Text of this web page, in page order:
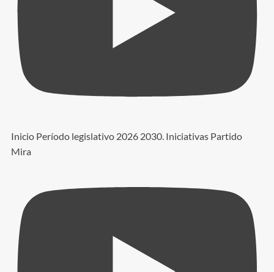
Inicio Período legislativo 2026 2030. Iniciativas Partido
Mira